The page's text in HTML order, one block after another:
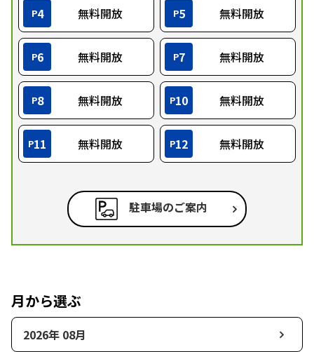
P4 無料開放 P5 無料開放
P6 無料開放 P7 無料開放
P8 無料開放 P10 無料開放
P11 無料開放 P12 無料開放
駐車場のご案内
月から選ぶ
2026年 08月